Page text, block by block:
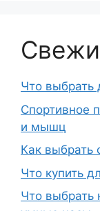
Что выбрать
Спортивное
и мышц
Как выбрать
Что купить
Что выбрать